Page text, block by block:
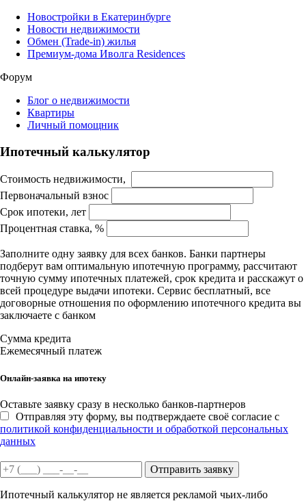
Новостройки в Екатеринбурге
Новости недвижимости
Обмен (Trade-in) жилья
Премиум-дома Иволга Residences
Форум
Блог о недвижимости
Квартиры
Личный помощник
Ипотечный калькулятор
Стоимость недвижимости,
Первоначальный взнос
Срок ипотеки, лет
Процентная ставка, %
Заполните одну заявку для всех банков. Банки партнеры
подберут вам оптимальную ипотечную программу, рассчитают
точную сумму ипотечных платежей, срок кредита и расскажут о
всей процедуре выдачи ипотеки. Сервис бесплатный, все
договорные отношения по оформлению ипотечного кредита вы
заключаете с банком
Сумма кредита
Ежемесячный платеж
Онлайн-заявка на ипотеку
Оставьте заявку сразу в несколько банков-партнеров
Отправляя эту форму, вы подтверждаете своё согласие с
политикой конфиденциальности и обработкой персональных
данных
Отправить заявку
Ипотечный калькулятор не является рекламой чьих-либо